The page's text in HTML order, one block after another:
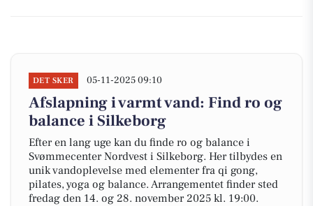
DET SKER 05-11-2025 09:10
Afslapning i varmt vand: Find ro og
balance i Silkeborg
Efter en lang uge kan du finde ro og balance i
Svømmecenter Nordvest i Silkeborg. Her tilbydes en
unik vandoplevelse med elementer fra qi gong,
pilates, yoga og balance. Arrangementet finder sted
fredag den 14. og 28. november 2025 kl. 19:00.